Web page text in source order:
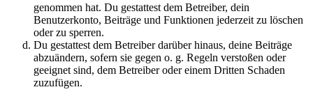
genommen hat. Du gestattest dem Betreiber, dein
Benutzerkonto, Beiträge und Funktionen jederzeit zu löschen
oder zu sperren.
Du gestattest dem Betreiber darüber hinaus, deine Beiträge
abzuändern, sofern sie gegen o. g. Regeln verstoßen oder
geeignet sind, dem Betreiber oder einem Dritten Schaden
zuzufügen.